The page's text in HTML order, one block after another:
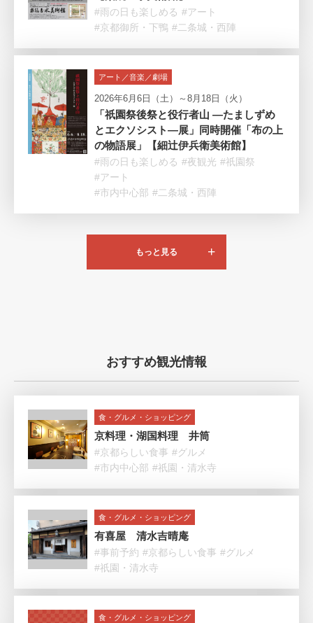
#雨の日も楽しめる #アート
#京都御所・下鴨 #二条城・西陣
アート／音楽／劇場
2026年6月6日（土）～8月18日（火）
「祇園祭後祭と役行者山 ―たましずめ
とエクソシスト―展」同時開催「布の上
の物語展」【細辻伊兵衛美術館】
#雨の日も楽しめる #夜観光 #祇園祭
#アート
#市内中心部 #二条城・西陣
もっと見る
おすすめ観光情報
食・グルメ・ショッピング
京料理・湖国料理 井筒
#京都らしい食事 #グルメ
#市内中心部 #祇園・清水寺
食・グルメ・ショッピング
有喜屋 清水吉晴庵
#事前予約 #京都らしい食事 #グルメ
#祇園・清水寺
食・グルメ・ショッピング